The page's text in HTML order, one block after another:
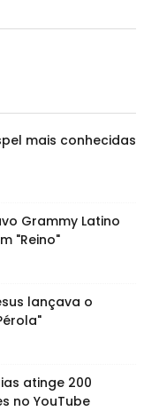
mais conhecidas
Grammy Latino
"Reino"
lançava o
atinge 200
no YouTube